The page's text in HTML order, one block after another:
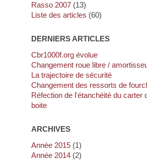
Rasso 2007 (13)
Liste des articles (60)
DERNIERS ARTICLES
cbr1000f.org évolue
Changement roue libre /
La trajectoire de sécurité
Changement des ressorts de
Réfection de l'étanchéité du carter de sélection de
boite
ARCHIVES
année 2015 (1)
année 2014 (2)